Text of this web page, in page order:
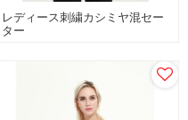
レディース刺繍カシミヤ混セー
ター